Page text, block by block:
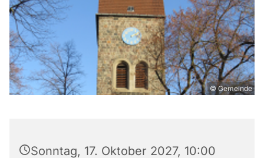
© Gemeinde
Sonntag, 17. Oktober 2027, 10:00